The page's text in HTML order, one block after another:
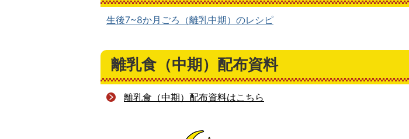
生後7~8か月ごろ（離乳中期）のレシピ
離乳食（中期）配布資料
離乳食（中期）配布資料はこちら